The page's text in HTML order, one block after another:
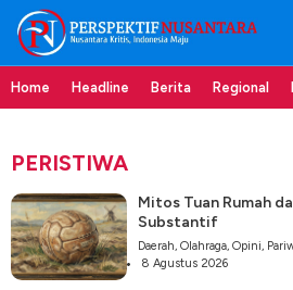
Home Headline Berita Regional
PERISTIWA
Mitos Tuan Rumah
Substantif
Daerah, Olahraga, Opini,
8 Agustus 2026